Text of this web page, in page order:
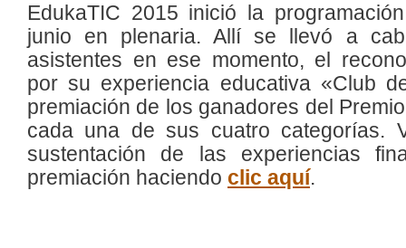
EdukaTIC 2015 inició la
junio en plenaria. Allí se llevó a
asistentes en ese momento, el
por su experiencia educativa «Club
premiación de los ganadores del
cada una de sus cuatro categorías.
sustentación de las experiencias
premiación haciendo clic aquí.